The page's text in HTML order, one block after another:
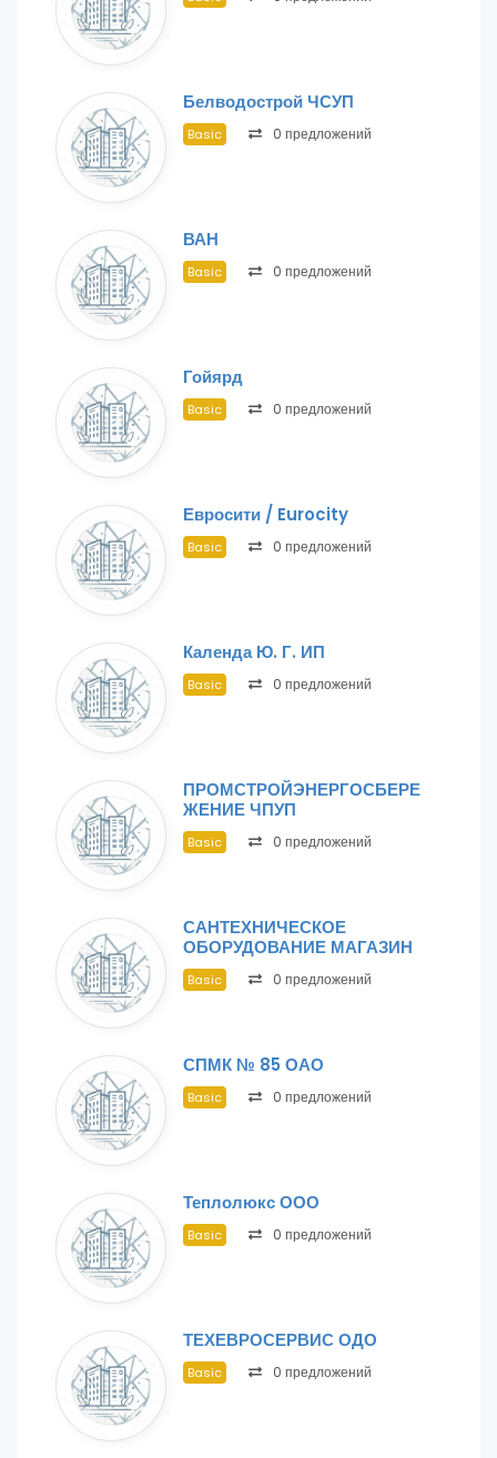
Белводострой ЧСУП
Basic 0 предложений
ВАН
Basic 0 предложений
Гойярд
Basic 0 предложений
Евросити / Eurocity
Basic 0 предложений
Календа Ю. Г. ИП
Basic 0 предложений
ПРОМСТРОЙЭНЕРГОСБЕРЕ
ЖЕНИЕ ЧПУП
Basic 0 предложений
САНТЕХНИЧЕСКОЕ
ОБОРУДОВАНИЕ МАГАЗИН
Basic 0 предложений
СПМК № 85 ОАО
Basic 0 предложений
Теплолюкс ООО
Basic 0 предложений
ТЕХЕВРОСЕРВИС ОДО
Basic 0 предложений